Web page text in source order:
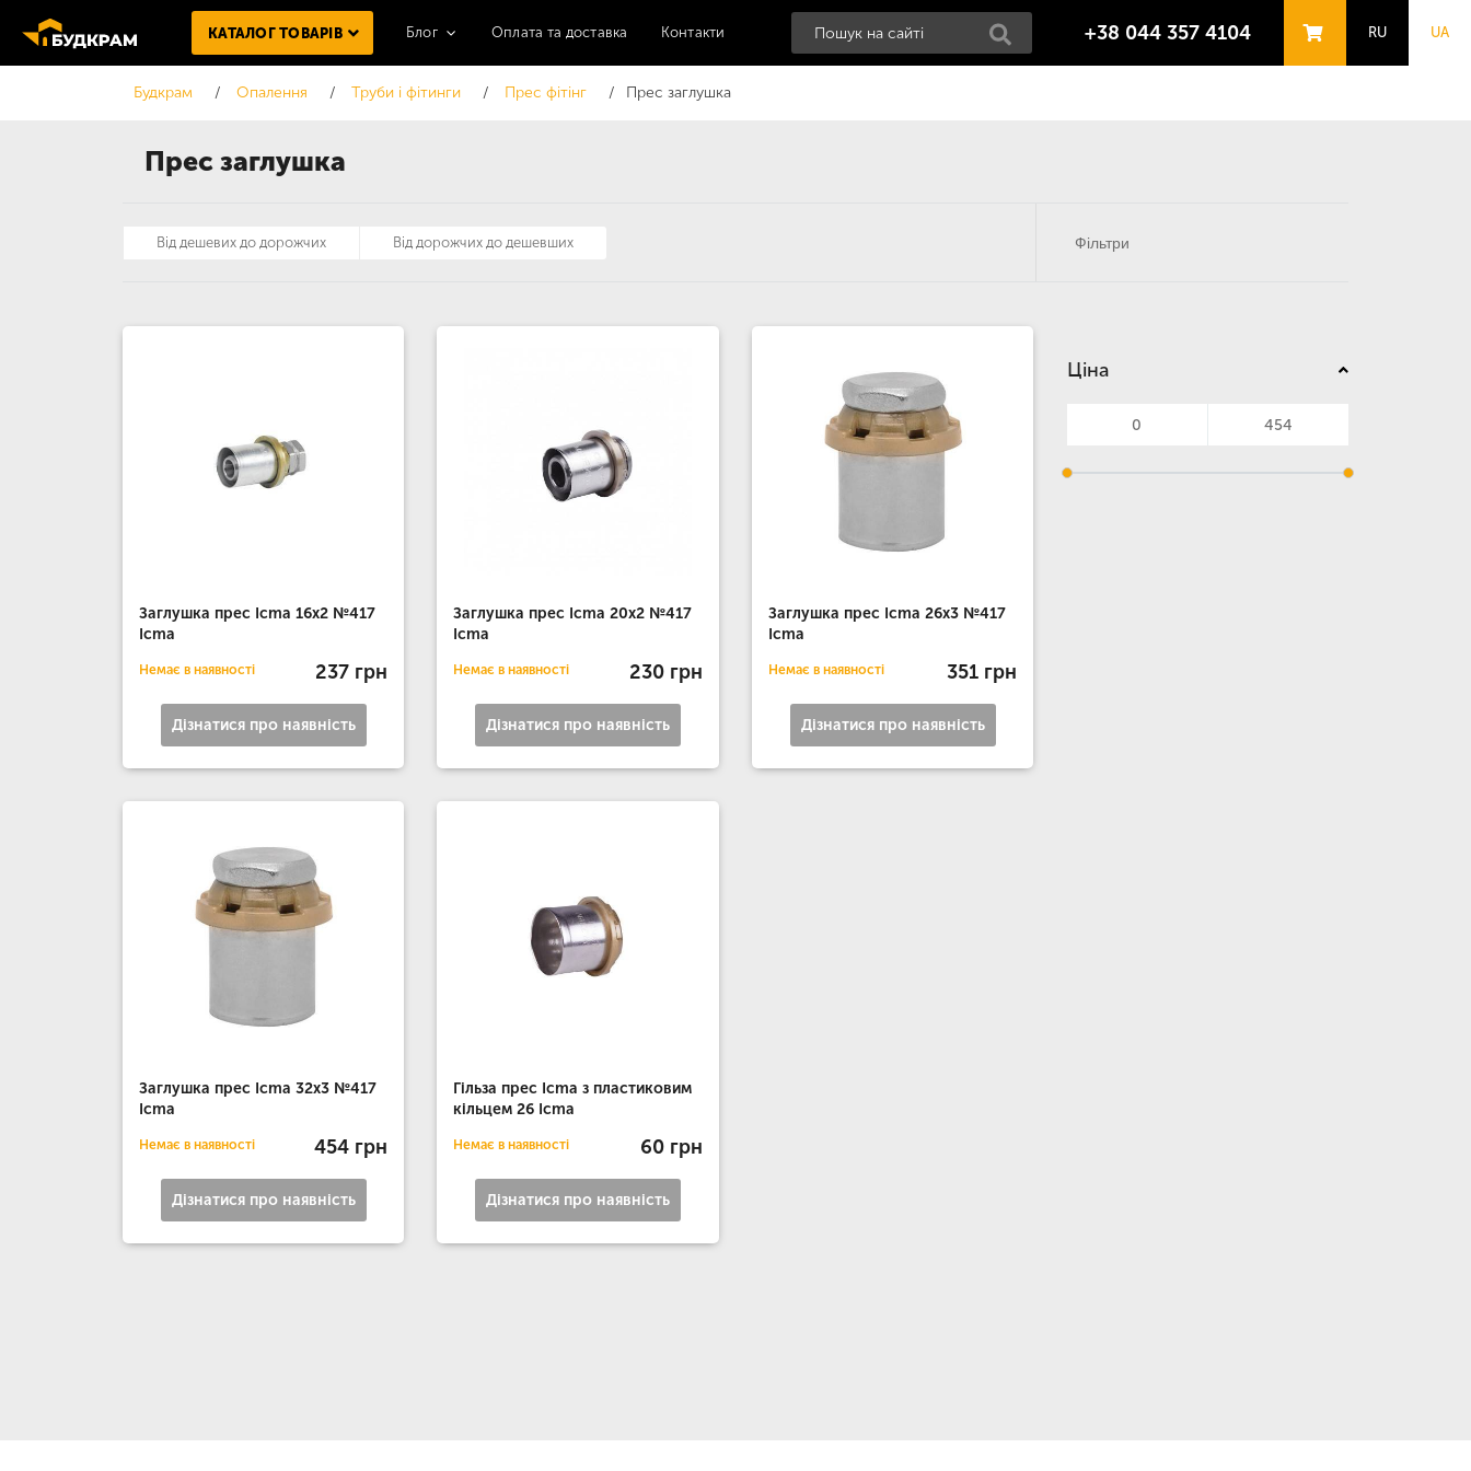
Прес заглушка
КАТАЛОГ ТОВАРІВ Блог Оплата та доставка Контакти +38 044 357 4104 RU UA
Будкрам Опалення Труби і фітинги Прес фітінг Прес заглушка
Заглушка прес Icma 16х2 №417
Icma
Немає в наявності 237 грн
Дізнатися про наявність
Заглушка прес Icma 20х2 №417
Icma
Немає в наявності 230 грн
Дізнатися про наявність
Заглушка прес Icma 26х3 №417
Icma
Немає в наявності 351 грн
Дізнатися про наявність
Заглушка прес Icma 32х3 №417
Icma
Немає в наявності 454 грн
Дізнатися про наявність
Гільза прес Icma з пластиковим
кільцем 26 Icma
Немає в наявності 60 грн
Дізнатися про наявність
Ціна
Від дешевих до дорожчих Від дорожчих до дешевших Фільтри